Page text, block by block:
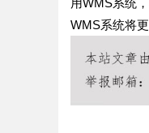
用WMS系统
WMS系统将